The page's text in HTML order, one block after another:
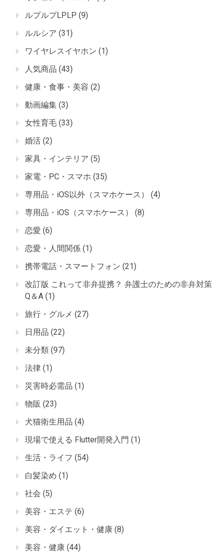
ルプルプLPLP (9)
ルルシア (31)
ワイヤレスイヤホン (1)
人気商品 (43)
健康・食事・美容 (2)
動画編集 (3)
女性育毛 (33)
婚活 (2)
家具・インテリア (5)
家電・PC・スマホ (35)
専用品・iOS以外（スマホケース）
(4)
専用品・iOS（スマホケース）
(8)
恋愛 (6)
恋愛・人間関係 (1)
携帯電話・スマートフォン (21)
改訂版 これって非弁提携？ 弁護士のための非弁対策
Q＆A (1)
旅行・グルメ (27)
日用品 (22)
未分類 (97)
法律 (1)
災害時必需品 (1)
物販 (23)
犬猫衛生用品 (4)
現場で使える Flutter開発入門 (1)
生活・ライフ (54)
白髪染め (1)
社会 (5)
美容・エステ (6)
美容・ダイエット・健康 (8)
美容・健康 (44)